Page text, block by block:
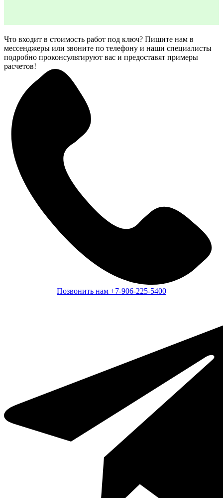
Что входит в стоимость работ под ключ? Пишите нам в
мессенджеры или звоните по телефону и наши специалисты
подробно проконсультируют вас и предоставят примеры
расчетов!
Позвонить нам +7-906-225-5400